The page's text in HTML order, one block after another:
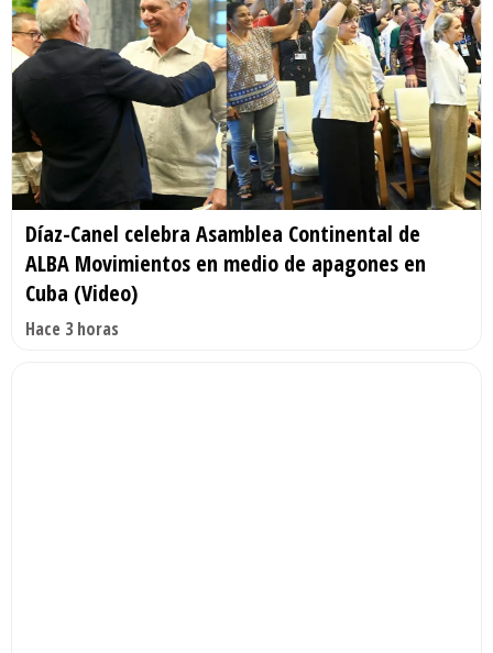
Díaz-Canel celebra Asamblea Continental de
ALBA Movimientos en medio de apagones en
Cuba (Video)
Hace 3 horas